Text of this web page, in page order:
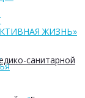
санитарной
ЖИЗНЬ»